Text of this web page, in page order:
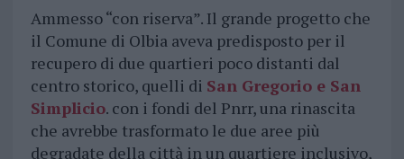
Ammesso “con riserva”. Il grande progetto che
il Comune di Olbia aveva predisposto per il
recupero di due quartieri poco distanti dal
centro storico, quelli di San Gregorio e San
Simplicio. con i fondi del Pnrr, una rinascita
che avrebbe trasformato le due aree più
degradate della città in un quartiere inclusivo,